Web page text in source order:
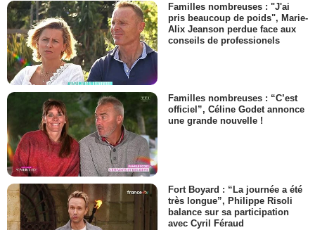
Familles nombreuses : "J'ai
pris beaucoup de poids", Marie-
Alix Jeanson perdue face aux
conseils de professionels
Familles nombreuses : “C’est
officiel”, Céline Godet annonce
une grande nouvelle !
Fort Boyard : “La journée a été
très longue”, Philippe Risoli
balance sur sa participation
avec Cyril Féraud